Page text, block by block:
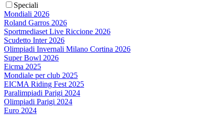
Speciali
Mondiali 2026
Roland Garros 2026
Sportmediaset Live Riccione 2026
Scudetto Inter 2026
Olimpiadi Invernali Milano Cortina 2026
Super Bowl 2026
Eicma 2025
Mondiale per club 2025
EICMA Riding Fest 2025
Paralimpiadi Parigi 2024
Olimpiadi Parigi 2024
Euro 2024